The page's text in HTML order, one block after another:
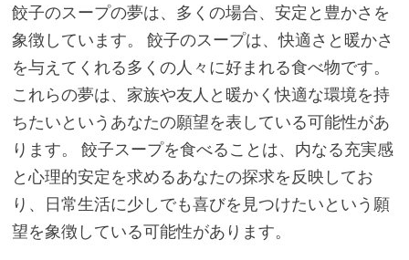
餃子のスープの夢は、多くの場合、安定と豊かさを
象徴しています。 餃子のスープは、快適さと暖かさ
を与えてくれる多くの人々に好まれる食べ物です。
これらの夢は、家族や友人と暖かく快適な環境を持
ちたいというあなたの願望を表している可能性があ
ります。 餃子スープを食べることは、内なる充実感
と心理的安定を求めるあなたの探求を反映してお
り、日常生活に少しでも喜びを見つけたいという願
望を象徴している可能性があります。